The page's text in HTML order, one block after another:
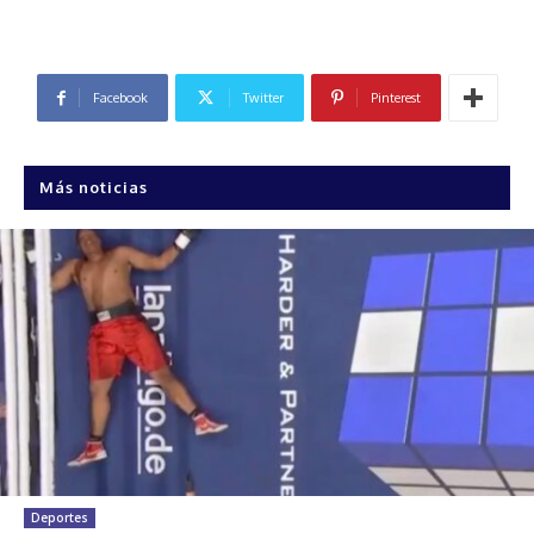
Facebook Twitter Pinterest
Más noticias
Deportes